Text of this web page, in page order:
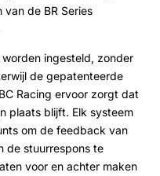
de BR Series
ingesteld, zonder
de gepatenteerde
Racing ervoor zorgt dat
plaats blijft. Elk systeem
om de feedback van
de stuurrespons te
voor en achter maken